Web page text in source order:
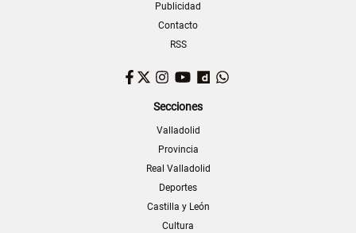
Publicidad
Contacto
RSS
Facebook
TwitterInstagram
YouTubeDailymotion
Secciones
Valladolid
Provincia
Real Valladolid
Deportes
Castilla y León
Cultura